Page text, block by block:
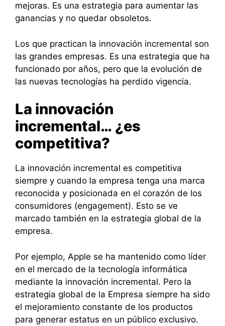
mejoras. Es una estrategia para aumentar las
ganancias y no quedar obsoletos.
Los que practican la innovación incremental son
las grandes empresas. Es una estrategia que ha
funcionado por años, pero que la evolución de
las nuevas tecnologías ha perdido vigencia.
La innovación
incremental… ¿es
competitiva?
La innovación incremental es competitiva
siempre y cuando la empresa tenga una marca
reconocida y posicionada en el corazón de los
consumidores (engagement). Esto se ve
marcado también en la estrategia global de la
empresa.
Por ejemplo, Apple se ha mantenido como líder
en el mercado de la tecnología informática
mediante la innovación incremental. Pero la
estrategia global de la Empresa siempre ha sido
el mejoramiento constante de los productos
para generar estatus en un público exclusivo.